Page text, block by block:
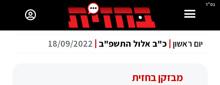
בס"ד
יום ראשון כ"ב אלול התשפ"ב 18/09/2022
מבזקן בחזית